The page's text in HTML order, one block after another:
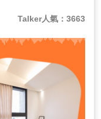
Talker人氣：3663